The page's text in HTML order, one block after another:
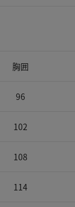
胸囲
96
102
108
114